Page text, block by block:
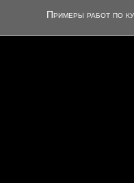
Примеры работ по